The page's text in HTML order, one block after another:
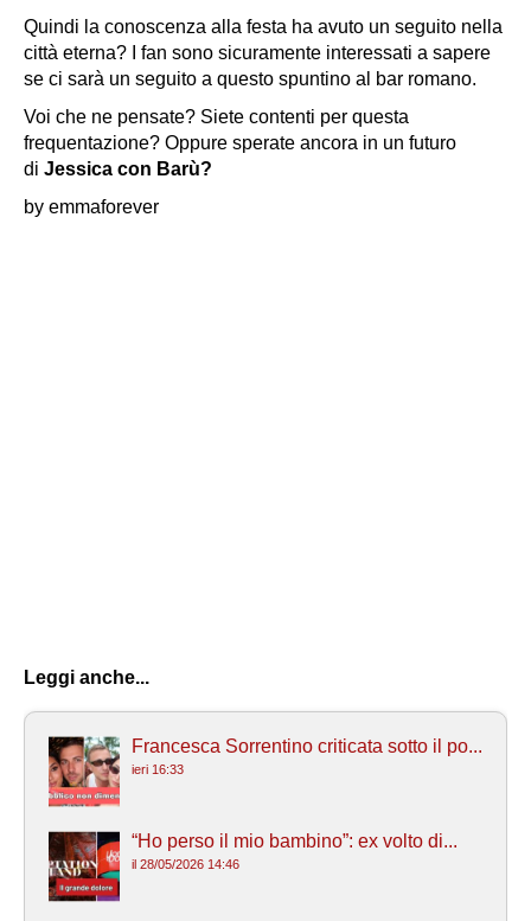
Quindi la conoscenza alla festa ha avuto un seguito nella
città eterna? I fan sono sicuramente interessati a sapere
se ci sarà un seguito a questo spuntino al bar romano.
Voi che ne pensate? Siete contenti per questa
frequentazione? Oppure sperate ancora in un futuro
di Jessica con Barù?
by emmaforever
Leggi anche...
Francesca Sorrentino criticata sotto il po...
ieri 16:33
“Ho perso il mio bambino”: ex volto di...
il 28/05/2026 14:46